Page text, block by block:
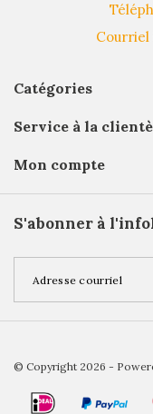
Courriel
Catégories
Service à la
Mon compte
S'abonner à
© Copyright 2026 -